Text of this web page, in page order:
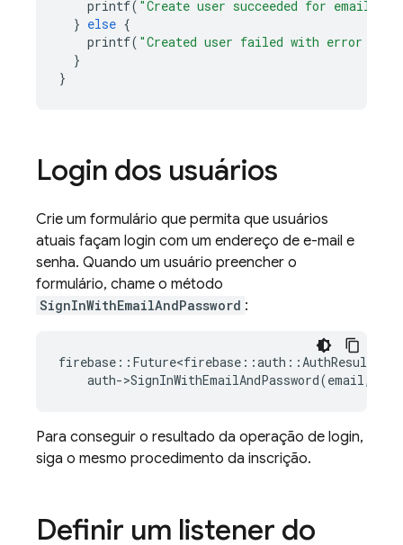
printf( "Create user succeeded for email %s
} else {
printf( "Created user failed with error '%s'
}
}
Login dos usuários
Crie um formulário que permita que usuários
atuais façam login com um endereço de e-mail e
senha. Quando um usuário preencher o
formulário, chame o método
SignInWithEmailAndPassword :
firebase :: Future<firebase ::auth ::AuthResult
auth->SignInWithEmailAndPassword(email,
Para conseguir o resultado da operação de login,
siga o mesmo procedimento da inscrição.
Definir um listener do